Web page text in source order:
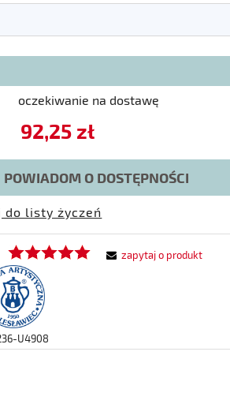
oczekiwanie na dostawę
92,25 zł
POWIADOM O DOSTĘPNOŚCI
do listy życzeń
U4908
zapytaj o produkt